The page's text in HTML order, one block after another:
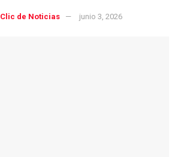
de Noticias junio 3, 2026